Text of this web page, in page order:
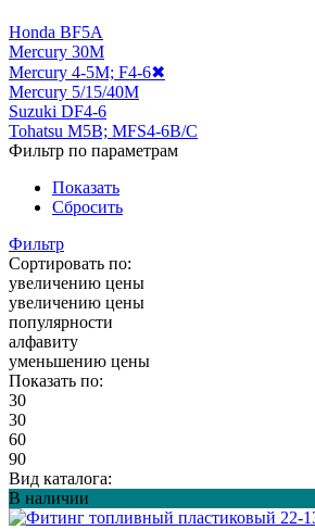
Honda BF5A
Mercury 30M
Mercury 4-5M; F4-6✖
Mercury 5/15/40M
Suzuki DF4-6
Tohatsu M5В; MFS4-6B/C
Фильтр по параметрам
Показать
Сбросить
Фильтр
Сортировать по:
увеличению цены
увеличению цены
популярности
алфавиту
уменьшению цены
Показать по:
30
30
60
90
Вид каталога:
В наличии